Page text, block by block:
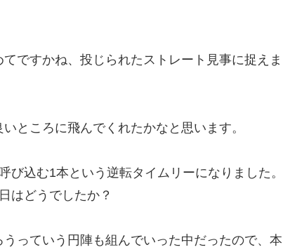
ですかね、投じられたストレート見事に捉えま
ところに飛んでくれたかなと思います。
込む1本という逆転タイムリーになりました。
はどうでしたか？
っていう円陣も組んでいった中だったので、本